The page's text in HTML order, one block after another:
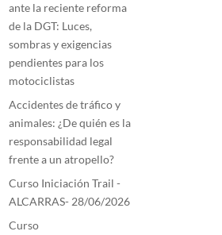
ante la reciente reforma
de la DGT: Luces,
sombras y exigencias
pendientes para los
motociclistas
Accidentes de tráfico y
animales: ¿De quién es la
responsabilidad legal
frente a un atropello?
Curso Iniciación Trail -
ALCARRAS- 28/06/2026
Curso